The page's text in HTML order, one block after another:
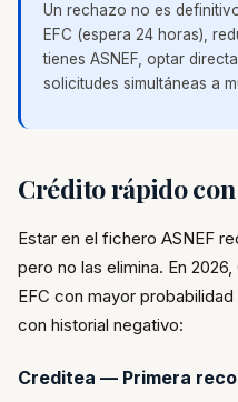
Un rechazo no es
EFC (espera 24 horas),
tienes ASNEF, optar
solicitudes simultáneas a
Crédito rápido con
Estar en el fichero ASNEF
pero no las elimina. En
EFC con mayor
con historial negativo:
Creditea — Primera